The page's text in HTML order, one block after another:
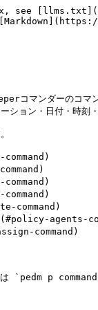
Terraform example — elevation enforce    LeastPrivilege     enforce
4BiVZXCLBucxUQmTeQbZ6w                                                             enforce
4cMI6ZksSre0FHidfhd-bQ Process Management CommandLine Policy    CommandLine        off                APPROV
```

{% endcode %}

</details>

<details>

<summary>Python CLI</summary>

**コマンド:** `pedm policy list`

**エイリアス:** `pedm p l`, `pedm p list`

**フラグ:**

| フラグ        | 説明                         |
| ---------- | -------------------------- |
| `--format` | 出力形式 - json、csv、tableのいずれか |
| `--output` | 指定ファイルに保存する                |

**例:**

```
My Vault> pedm policy list

Policy UID: policy_xyz789
Policy Name: Elevation Policy
Policy Type: PrivilegeElevation
Status: enforce
Controls: ['AUDIT', 'MFA']
```

</details>

<details>

<summary>Python SDK</summary>

**関数:**

```python
from keepersdk.plugins.pedm import admin_plugin

plugin = admin_plugin.PedmPlugin(enterprise_loader)
policies =